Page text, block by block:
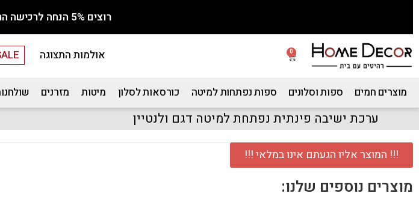
רוצים 5% הנחה לרכישה הראשונה? לחצו כאן!
0 אולמות התצוגה
מוצרים חמים ספות וסלונים ספות נפתחות למיטה כורסאות לסלון מיטות מזרנים
ערכת ישיבה פינתית נפתחת למיטה דגם ולנטיין
!!! המוצר אליו הגעתם אינו במלאי !!!
מוצרים נוספים שלנו: